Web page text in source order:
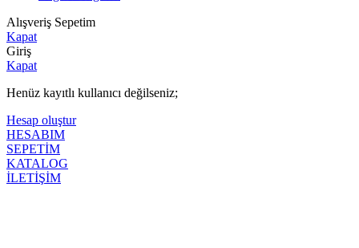
Alışveriş Sepetim
Kapat
Giriş
Kapat
Henüz kayıtlı kullanıcı değilseniz;
Hesap oluştur
HESABIM
SEPETİM
KATALOG
İLETİŞİM